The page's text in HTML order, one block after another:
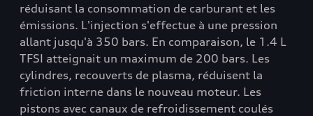
réduisant la consommation de carburant et les
émissions. L'injection s'effectue à une pression
allant jusqu'à 350 bars. En comparaison, le 1.4 L
TFSI atteignait un maximum de 200 bars. Les
cylindres, recouverts de plasma, réduisent la
friction interne dans le nouveau moteur. Les
pistons avec canaux de refroidissement coulés